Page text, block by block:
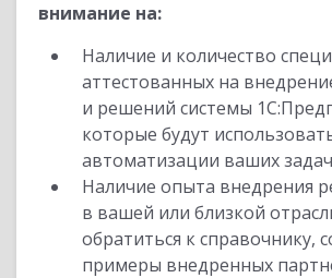
внимание на:
Наличие и количество
аттестованных на
и решений системы
которые будут
автоматизации ваших
Наличие опыта внедрения
в вашей или близкой
обратиться к справочнику,
примеры внедренных